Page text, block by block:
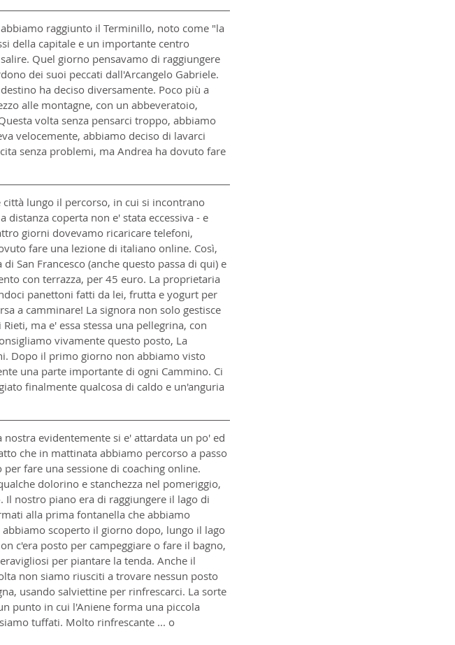
raggiunto il Terminillo, noto come "la
della capitale e un importante centro
Quel giorno pensavamo di raggiungere
dei suoi peccati dall'Arcangelo Gabriele.
ha deciso diversamente. Poco più a
alle montagne, con un abbeveratoio,
volta senza pensarci troppo, abbiamo
velocemente, abbiamo deciso di lavarci
senza problemi, ma Andrea ha dovuto fare
lungo il percorso, in cui si incontrano
coperta non e' stata eccessiva - e
giorni dovevamo ricaricare telefoni,
fare una lezione di italiano online. Così,
San Francesco (anche questo passa di qui) e
con terrazza, per 45 euro. La proprietaria
panettoni fatti da lei, frutta e yogurt per
a camminare! La signora non solo gestisce
ma e' essa stessa una pellegrina, con
vivamente questo posto, La
Dopo il primo giorno non abbiamo visto
una parte importante di ogni Cammino. Ci
finalmente qualcosa di caldo e un'anguria
evidentemente si e' attardata un po' ed
che in mattinata abbiamo percorso a passo
fare una sessione di coaching online.
dolorino e stanchezza nel pomeriggio,
nostro piano era di raggiungere il lago di
alla prima fontanella che abbiamo
scoperto il giorno dopo, lungo il lago
c'era posto per campeggiare o fare il bagno,
per piantare la tenda. Anche il
non siamo riusciti a trovare nessun posto
usando salviettine per rinfrescarci. La sorte
punto in cui l'Aniene forma una piccola
tuffati. Molto rinfrescante ... o